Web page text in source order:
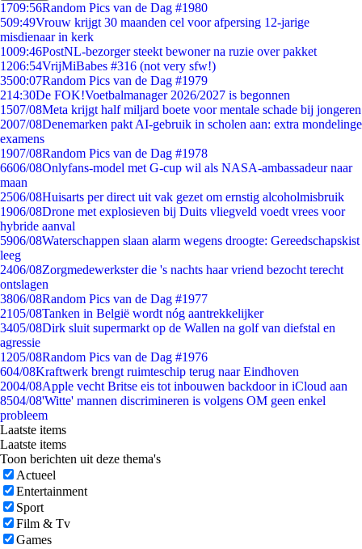
1709:56Random Pics van de Dag #1980
509:49Vrouw krijgt 30 maanden cel voor afpersing 12-jarige
misdienaar in kerk
1009:46PostNL-bezorger steekt bewoner na ruzie over pakket
1206:54VrijMiBabes #316 (not very sfw!)
3500:07Random Pics van de Dag #1979
214:30De FOK!Voetbalmanager 2026/2027 is begonnen
1507/08Meta krijgt half miljard boete voor mentale schade bij jongeren
2007/08Denemarken pakt AI-gebruik in scholen aan: extra mondelinge
examens
1907/08Random Pics van de Dag #1978
6606/08Onlyfans-model met G-cup wil als NASA-ambassadeur naar
maan
2506/08Huisarts per direct uit vak gezet om ernstig alcoholmisbruik
1906/08Drone met explosieven bij Duits vliegveld voedt vrees voor
hybride aanval
5906/08Waterschappen slaan alarm wegens droogte: Gereedschapskist
leeg
2406/08Zorgmedewerkster die 's nachts haar vriend bezocht terecht
ontslagen
3806/08Random Pics van de Dag #1977
2105/08Tanken in België wordt nóg aantrekkelijker
3405/08Dirk sluit supermarkt op de Wallen na golf van diefstal en
agressie
1205/08Random Pics van de Dag #1976
604/08Kraftwerk brengt ruimteschip terug naar Eindhoven
2004/08Apple vecht Britse eis tot inbouwen backdoor in iCloud aan
8504/08'Witte' mannen discrimineren is volgens OM geen enkel
probleem
Laatste items
Laatste items
Toon berichten uit deze thema's
Actueel
Entertainment
Sport
Film & Tv
Games